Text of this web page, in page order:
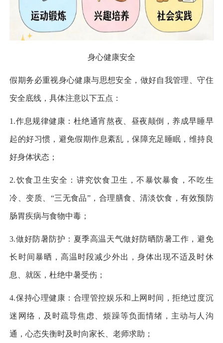
身心健康安全
假期务必重视身心健康与思想安全，做好自我管理、守住
安全底线，具体注意以下五点：
1.作息规律健康：杜绝通宵熬夜、昼夜颠倒，养成早睡早
起的好习惯，避免假期作息紊乱，保障充足睡眠，维持良
好身体状态；
2.饮食卫生安全：讲究饮食卫生，不暴饮暴食，不吃生
冷、变质、“三无食品”，合理膳食、清淡饮食，有效预防
肠胃疾病与食物中毒；
3.做好防暑防护：夏季高温天气做好防晒防暑工作，避免
长时间暴晒，高温时段减少外出，身体出现不适及时休
息、就医，杜绝中暑受伤；
4.保持心理健康：合理管控娱乐和上网时间，拒绝过度沉
迷网络，及时疏导焦虑、烦躁等负面情绪，主动与人沟
通，心态失衡时及时向家长、老师求助；